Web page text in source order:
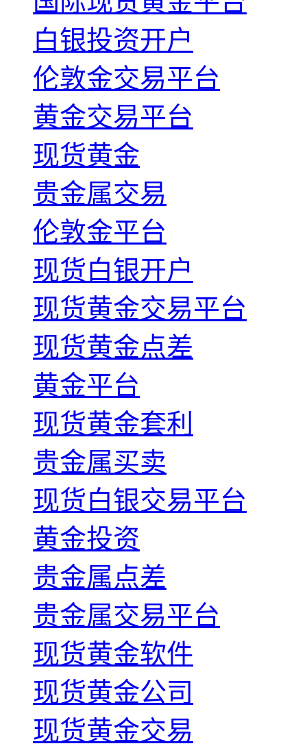
白银投资开户
伦敦金交易平台
黄金交易平台
现货黄金
贵金属交易
伦敦金平台
现货白银开户
现货黄金交易平台
现货黄金点差
黄金平台
现货黄金套利
贵金属买卖
现货白银交易平台
黄金投资
贵金属点差
贵金属交易平台
现货黄金软件
现货黄金公司
现货黄金交易